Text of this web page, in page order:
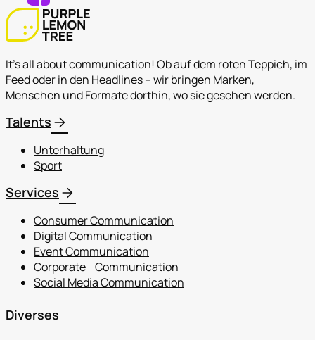
It's all about communication! Ob auf dem roten Teppich, im
Feed oder in den Headlines – wir bringen Marken,
Menschen und Formate dorthin, wo sie gesehen werden.
Talents arrow_forward
Unterhaltung
Sport
Services arrow_forward
Consumer Communication
Digital Communication
Event Communication
Corporate Communication
Social Media Communication
Diverses